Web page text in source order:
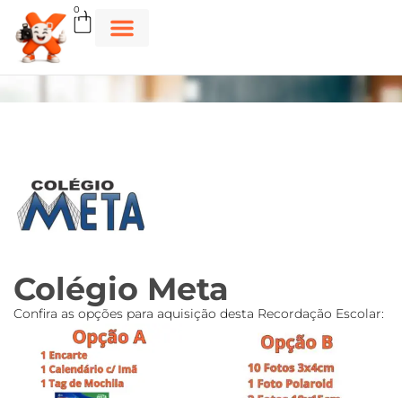
0
Colégio Meta
Confira as opções para aquisição desta Recordação Escolar: